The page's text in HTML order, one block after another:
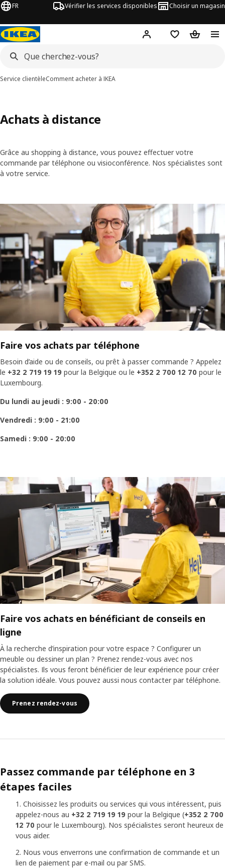
FR Vérifier les services disponibles Choisir un magasin
Hej ! Connectez-vous
Listes dePanier
Service clientèleComment acheter à IKEA
Achats à distance
Grâce au shopping à distance, vous pouvez effectuer votre
commande par téléphone ou visioconférence. Nos spécialistes sont
à votre service.
Faire vos achats par téléphone
Besoin d’aide ou de conseils, ou prêt à passer commande ? Appelez
le +32 2 719 19 19 pour la Belgique ou le +352 2 700 12 70 pour le
Luxembourg.
Du lundi au jeudi : 9:00 - 20:00
Vendredi : 9:00 - 21:00
Samedi : 9:00 - 20:00
Faire vos achats en bénéficiant de conseils en
ligne
À la recherche d’inspiration pour votre espace ? Configurer un
meuble ou dessiner un plan ? Prenez rendez-vous avec nos
spécialistes. Ils vous feront bénéficier de leur expérience pour créer
la solution idéale. Vous pouvez aussi nous contacter par téléphone.
Prenez rendez-vous
Passez commande par téléphone en 3
étapes faciles
Choisissez les produits ou services qui vous intéressent, puis
appelez-nous au +32 2 719 19 19 pour la Belgique (+352 2 700
12 70 pour le Luxembourg). Nos spécialistes seront heureux de
vous aider.
Nous vous enverrons une confirmation de commande et un
lien de paiement par e-mail ou par SMS.